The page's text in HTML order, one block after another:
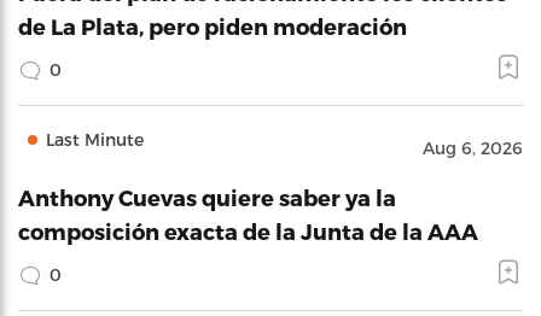
de La Plata, pero piden moderación
0
Last Minute Aug 6, 2026
Anthony Cuevas quiere saber ya la
composición exacta de la Junta de la AAA
0